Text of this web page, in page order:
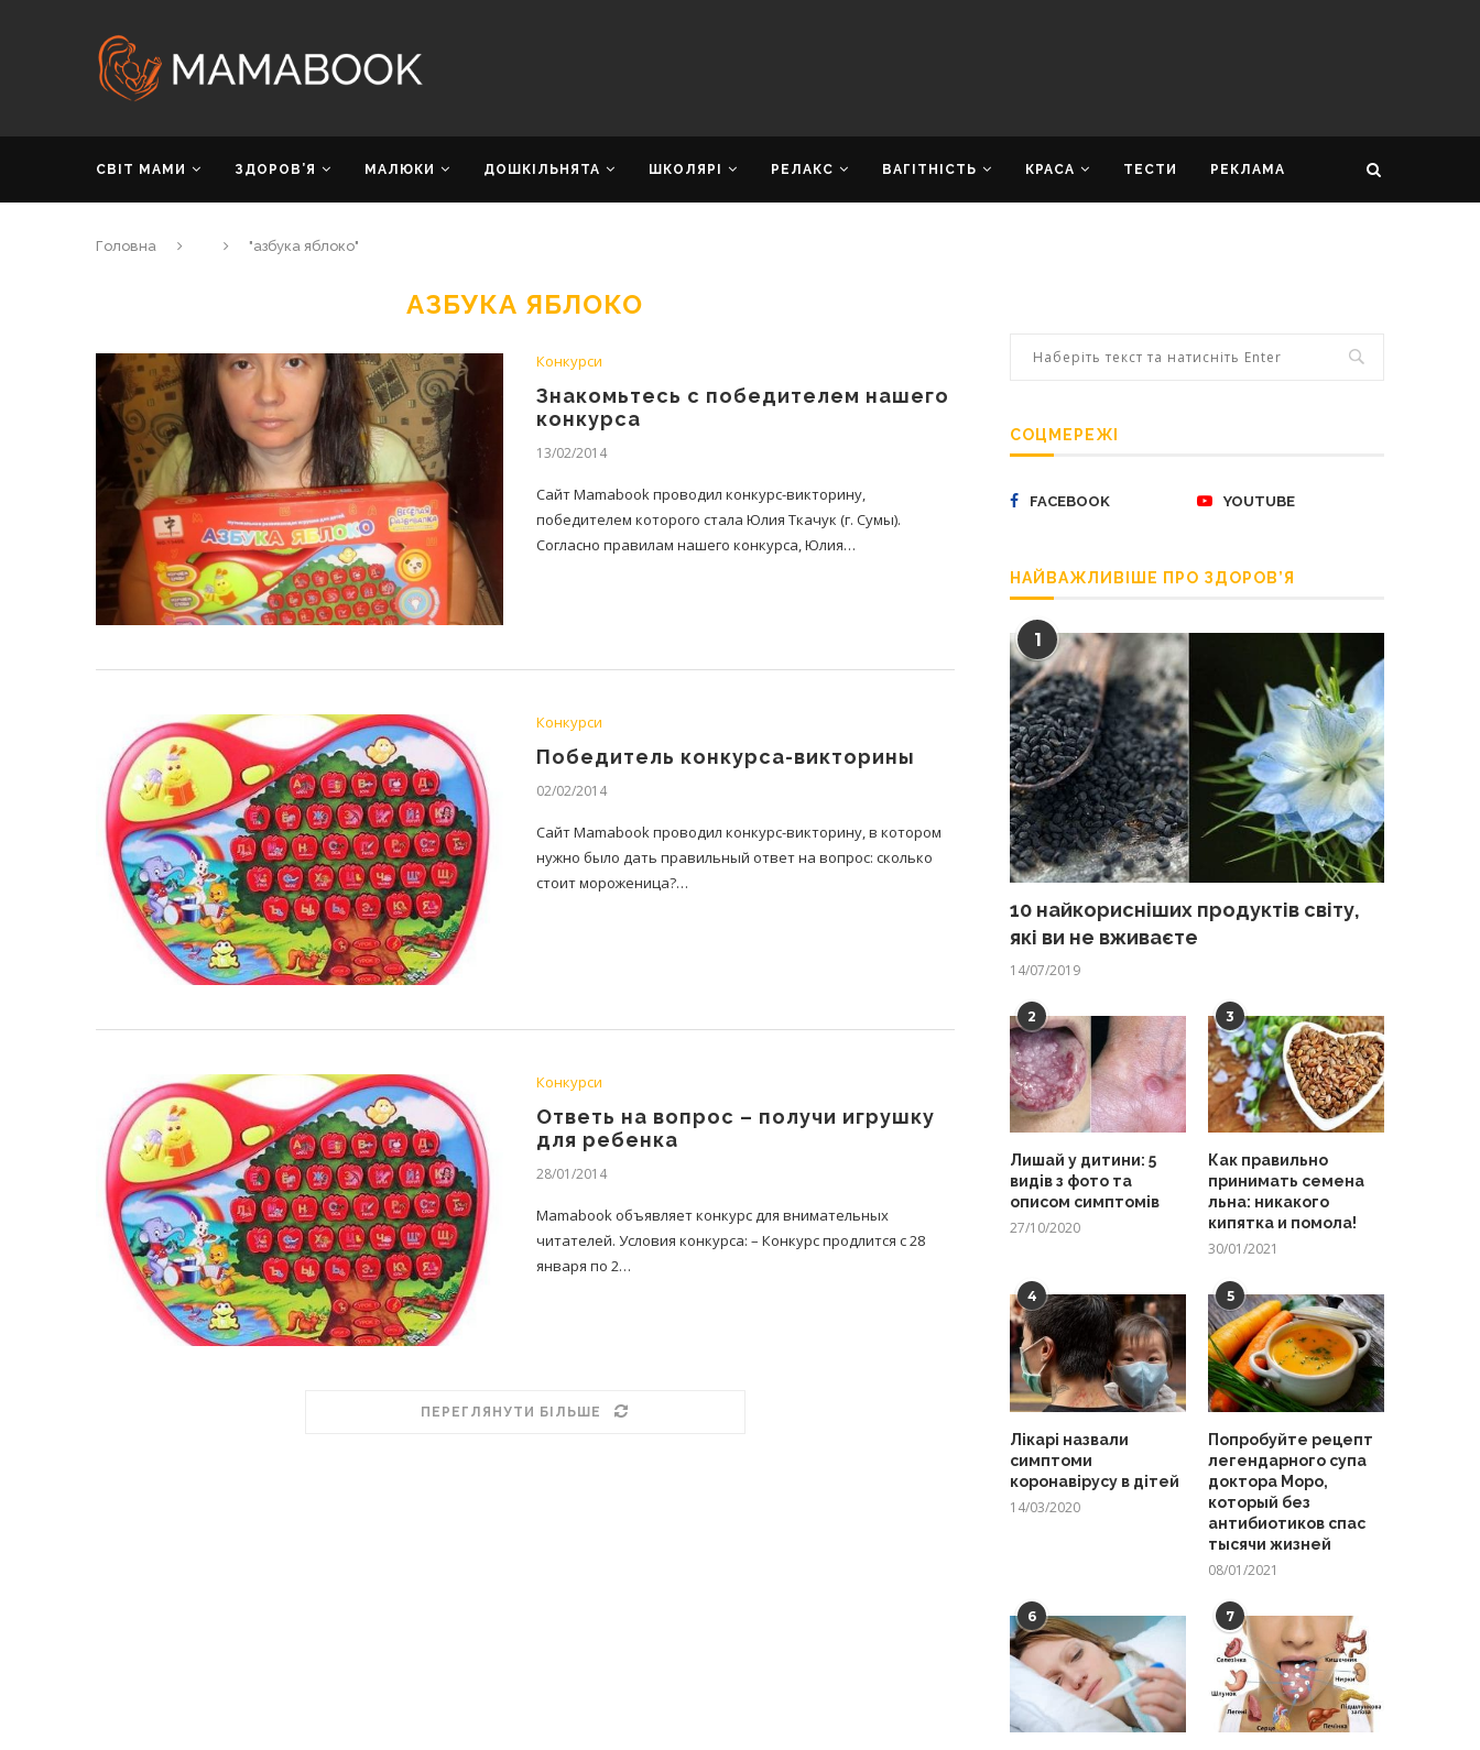
СВІТ МАМИ ЗДОРОВ’Я МАЛЮКИ ДОШКІЛЬНЯТА ШКОЛЯРІ РЕЛАКС ВАГІТНІСТЬ КРАСА ТЕСТИ РЕКЛАМА
Головна "азбука яблоко"
АЗБУКА ЯБЛОКО
Конкурси
Знакомьтесь с победителем нашего
конкурса
13/02/2014
Сайт Mamabook проводил конкурс-викторину,
победителем которого стала Юлия Ткачук (г. Сумы).
Согласно правилам нашего конкурса, Юлия…
Конкурси
Победитель конкурса-викторины
02/02/2014
Сайт Mamabook проводил конкурс-викторину, в котором
нужно было дать правильный ответ на вопрос: сколько
стоит мороженица?…
Конкурси
Ответь на вопрос – получи игрушку
для ребенка
28/01/2014
Mamabook объявляет конкурс для внимательных
читателей. Условия конкурса: – Конкурс продлится с 28
января по 2…
ПЕРЕГЛЯНУТИ БІЛЬШЕ
СОЦМЕРЕЖІ
FACEBOOK YOUTUBE
НАЙВАЖЛИВІШЕ ПРО ЗДОРОВ’Я
1
10 найкорисніших продуктів світу,
які ви не вживаєте
14/07/2019
2
Лишай у дитини: 5
видів з фото та
описом симптомів
27/10/2020
3
Как правильно
принимать семена
льна: никакого
кипятка и помола!
30/01/2021
4
Лікарі назвали
симптоми
коронавірусу в дітей
14/03/2020
5
Попробуйте рецепт
легендарного супа
доктора Моро,
который без
антибиотиков спас
тысячи жизней
08/01/2021
6 7